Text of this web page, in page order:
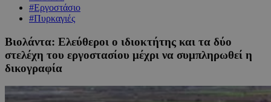
#Εργοστάσιο
#Πυρκαγιές
Βιολάντα: Ελεύθεροι ο ιδιοκτήτης και τα δύο
στελέχη του εργοστασίου μέχρι να συμπληρωθεί η
δικογραφία